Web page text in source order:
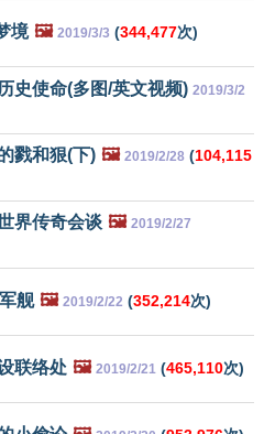
境 🖼️ 2019/3/3 (344,477次)
史使命(多图/英文视频) 2019/3/2
戮和狠(下) 🖼️ 2019/2/28 (104,115
界传奇会谈 🖼️ 2019/2/27
舰 🖼️ 2019/2/22 (352,214次)
联络处 🖼️ 2019/2/21 (465,110次)